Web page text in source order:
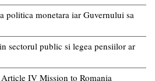
politica monetara iar Guvernului sa
sectorul public si legea pensiilor ar
IV Mission to Romania